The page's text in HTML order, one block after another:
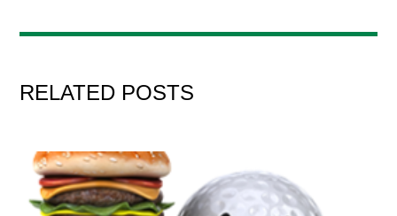
RELATED POSTS